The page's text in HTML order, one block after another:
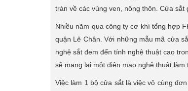
tràn về các vùng ven, nông thôn. Cửa
Nhiều năm qua công ty cơ khí tổng hợp
quận Lê Chân. Với những mẫu mã cửa
nghệ sắt đem đến tính nghệ thuật cao
sẽ mang lại một diện mạo nghệ thuật
Việc làm 1 bộ cửa sắt là việc vô cùng